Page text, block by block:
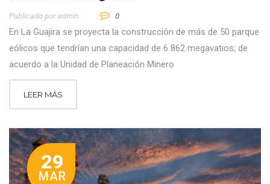
Publicado por Admin 0
En La Guajira se proyecta la construcción de más de 50 parque
eólicos que tendrían una capacidad de 6 862 megavatios; de
acuerdo a la Unidad de Planeación Minero
LEER MÁS
29
MAR